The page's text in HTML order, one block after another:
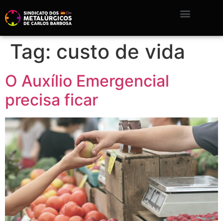
Tag: custo de vida
O Auxílio Emergencial
precisa ficar